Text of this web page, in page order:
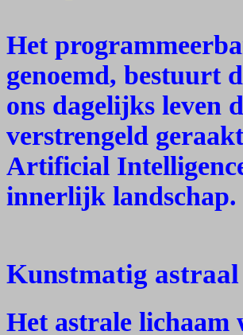
Het
genoemd, bestuurt
ons dagelijks leven
verstrengeld
Artificial
innerlijk landschap.
Kunstmatig
Het astrale lichaam